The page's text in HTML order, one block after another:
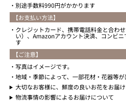
別途手数料990円がかかります
【お支払い方法】
クレジットカード、携帯電話料金と合わ
い）、Amazonアカウント決済、コンビ
す
【ご注意】
写真はイメージです。
地域・季節によって、一部花材・花器等が
大切なお客様に、鮮度の良いお花をお届
物流事情の影響によるお届けについて